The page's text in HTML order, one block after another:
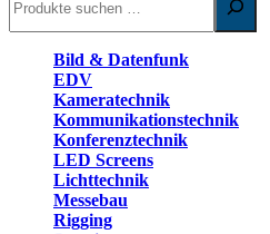
Bild & Datenfunk
EDV
Kameratechnik
Kommunikationstechnik
Konferenztechnik
LED Screens
Lichttechnik
Messebau
Rigging